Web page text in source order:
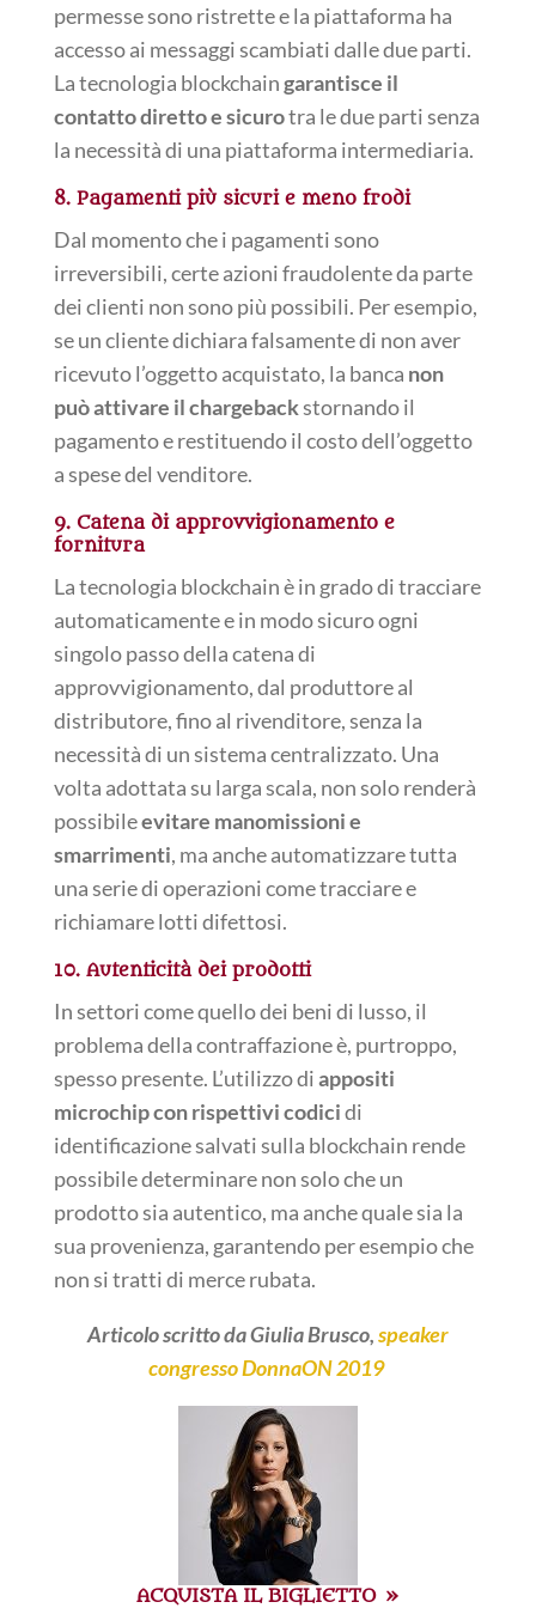
permesse sono ristrette e la piattaforma ha
accesso ai messaggi scambiati dalle due parti.
La tecnologia blockchaingarantisce il
contatto diretto e sicurotra le due parti senza
la necessità di una piattaforma intermediaria.
8. Pagamenti più sicuri e meno frodi
Dal momento che i pagamenti sono
irreversibili, certe azioni fraudolente da parte
dei clienti non sono più possibili. Per esempio,
se un cliente dichiara falsamente di non aver
ricevuto l’oggetto acquistato, la banca non
può attivare il chargebackstornando il
pagamento e restituendo il costo dell’oggetto
a spese del venditore.
9. Catena di approvvigionamento e
fornitura
La tecnologia blockchain è in grado di tracciare
automaticamente e in modo sicuro ogni
singolo passo della catena di
approvvigionamento, dal produttore al
distributore, fino al rivenditore, senza la
necessità di un sistema centralizzato. Una
volta adottata su larga scala, non solo renderà
possibileevitare manomissioni e
smarrimenti, ma anche automatizzare tutta
una serie di operazioni come tracciare e
richiamare lotti difettosi.
10. Autenticità dei prodotti
In settori come quello dei beni di lusso, il
problema della contraffazione è, purtroppo,
spesso presente. L’utilizzo diappositi
microchip con rispettivi codicidi
identificazione salvati sulla blockchain rende
possibile determinare non solo che un
prodotto sia autentico, ma anche quale sia la
sua provenienza, garantendo per esempio che
non si tratti di merce rubata.
Articolo scritto da Giulia Brusco,speaker
congresso DonnaON 2019
ACQUISTA IL BIGLIETTO »